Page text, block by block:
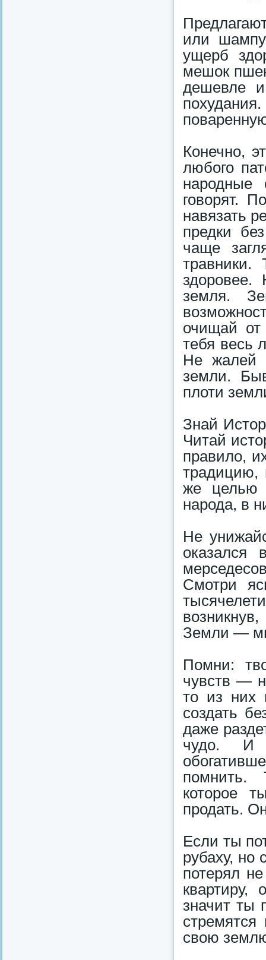
или
ущерб
мешок
дешевле
Конечно,
любого
народные
говорят.
навязать
предки
чаще
земля.
очищай от
тебя весь
Не жалей
земли.
плоти
Знай
Читай
правило,
традицию,
же целью
народа, в
Не
оказался
Смотри
Земли —
Помни:
чувств —
то из них
создать
даже
чудо. И
помнить.
которое
продать.
Если ты
рубаху, но
потерял
значит ты
свою